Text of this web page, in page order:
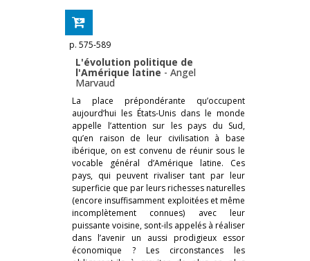
p. 575-589
L'évolution politique de
l'Amérique latine- Angel
Marvaud
La place prépondérante qu’occupent
aujourd’hui les États-Unis dans le monde
appelle l’attention sur les pays du Sud,
qu’en raison de leur civilisation à base
ibérique, on est convenu de réunir sous le
vocable général d’Amérique latine. Ces
pays, qui peuvent rivaliser tant par leur
superficie que par leurs richesses naturelles
(encore insuffisamment exploitées et même
incomplètement connues) avec leur
puissante voisine, sont-ils appelés à réaliser
dans l’avenir un aussi prodigieux essor
économique ? Les circonstances les